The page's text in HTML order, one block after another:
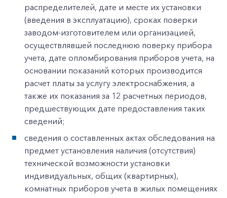
распределителей, дате и месте их установки
(введения в эксплуатацию), сроках поверки
заводом-изготовителем или организацией,
осуществлявшей последнюю поверку прибора
учета, дате опломбирования приборов учета, на
основании показаний которых производится
расчет платы за услугу электроснабжения, а
также их показания за 12 расчетных периодов,
предшествующих дате предоставления таких
сведений;
сведения о составленных актах обследования на
предмет установления наличия (отсутствия)
технической возможности установки
индивидуальных, общих (квартирных),
комнатных приборов учета в жилых помещениях